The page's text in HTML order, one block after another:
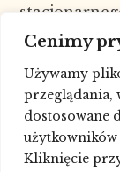
Cenimy
Używamy
przeglądania,
dostosowane
Kliknięcie
Nr kat. 7444
W celu
towaru
numerem
mailową
Możliwa